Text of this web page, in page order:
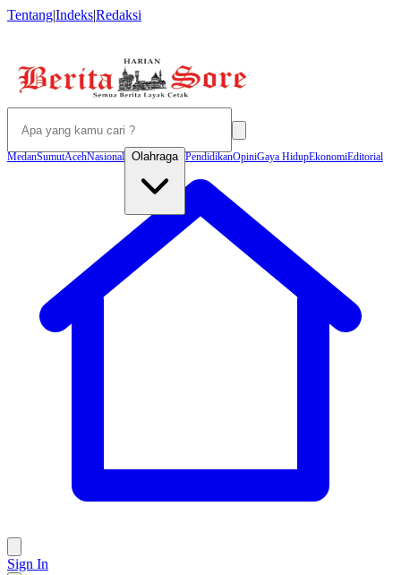
Tentang|Indeks|Redaksi
MedanSumutAcehNasional Olahraga PendidikanOpiniGaya HidupEkonomiEditorial
Sign In